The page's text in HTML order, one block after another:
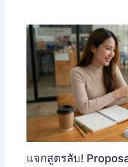
แจกสูตรลับ!